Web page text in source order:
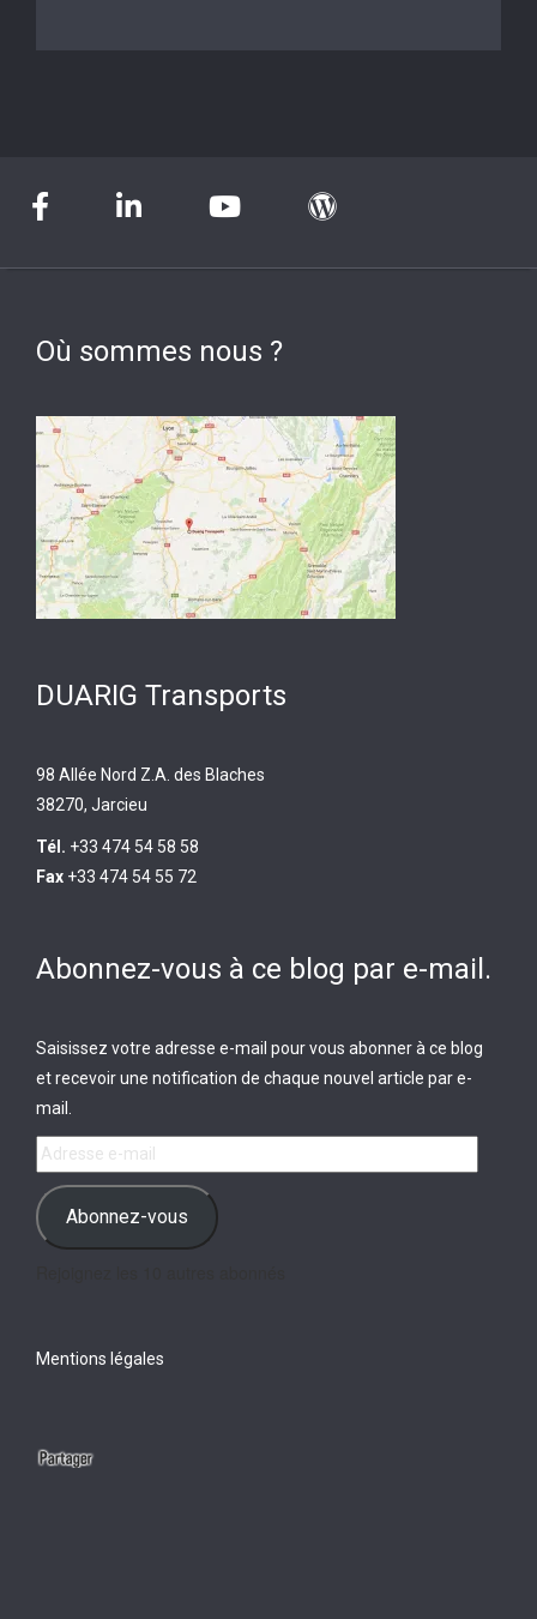
Où sommes nous ?
DUARIG Transports
98 Allée Nord Z.A. des Blaches
38270, Jarcieu
Tél. +33 474 54 58 58
Fax +33 474 54 55 72
Abonnez-vous à ce blog par e-mail.
Saisissez votre adresse e-mail pour vous abonner à ce blog
et recevoir une notification de chaque nouvel article par e-
mail.
Adresse
e-
mail Abonnez-vous
Mentions légales